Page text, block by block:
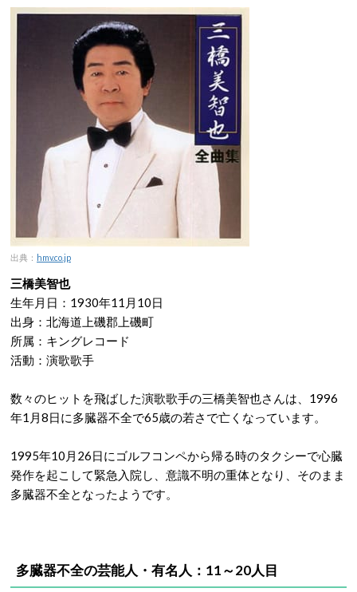
出典： hmv.co.jp
三橋美智也
生年月日：1930年11月10日
出身：北海道上磯郡上磯町
所属：キングレコード
活動：演歌歌手
数々のヒットを飛ばした演歌歌手の三橋美智也さんは、1996
年1月8日に多臓器不全で65歳の若さで亡くなっています。
1995年10月26日にゴルフコンペから帰る時のタクシーで心臓
発作を起こして緊急入院し、意識不明の重体となり、そのまま
多臓器不全となったようです。
多臓器不全の芸能人・有名人：11～20人目